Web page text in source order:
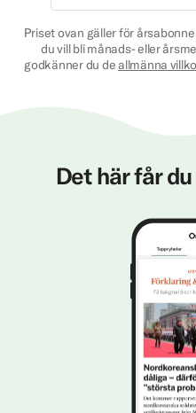
Priset ovan gäller för
du vill bli månads- eller
godkänner du deallmänna
Det här får